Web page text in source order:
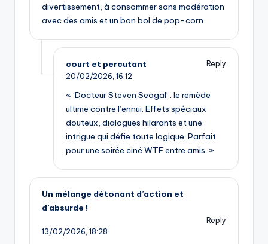
divertissement, à consommer sans modération
avec des amis et un bon bol de pop-corn.
court et percutant
Reply
20/02/2026, 16:12
« ‘Docteur Steven Seagal’ : le remède
ultime contre l’ennui. Effets spéciaux
douteux, dialogues hilarants et une
intrigue qui défie toute logique. Parfait
pour une soirée ciné WTF entre amis. »
Un mélange détonant d’action et
d’absurde !
Reply
13/02/2026, 18:28